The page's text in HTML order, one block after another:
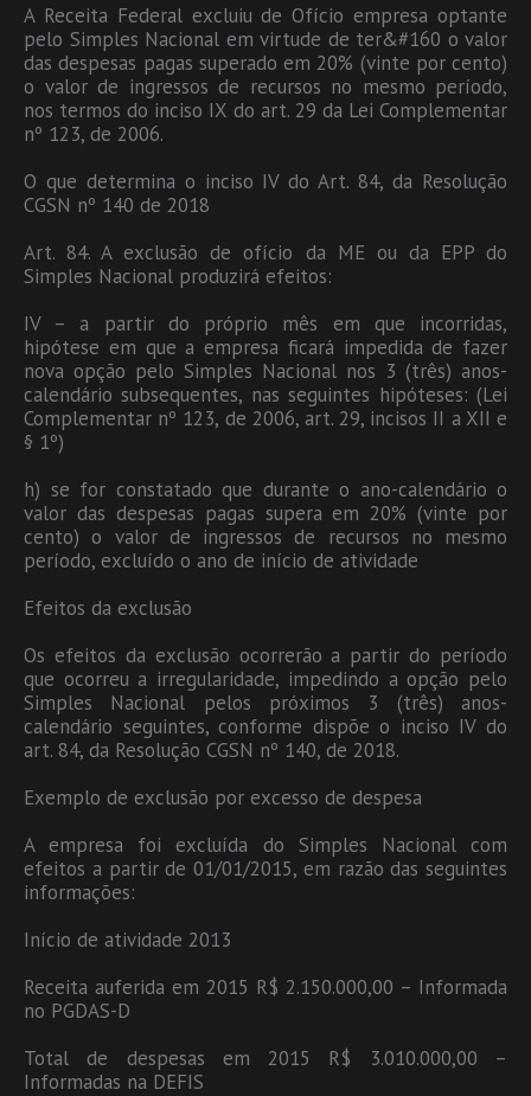
A Receita Federal excluiu de Ofício empresa optante
pelo Simples Nacional em virtude de ter&#160 o valor
das despesas pagas superado em 20% (vinte por cento)
o valor de ingressos de recursos no mesmo período,
nos termos do inciso IX do art. 29 da Lei Complementar
nº 123, de 2006.
O que determina o inciso IV do Art. 84, da Resolução
CGSN nº 140 de 2018
Art. 84. A exclusão de ofício da ME ou da EPP do
Simples Nacional produzirá efeitos:
IV – a partir do próprio mês em que incorridas,
hipótese em que a empresa ficará impedida de fazer
nova opção pelo Simples Nacional nos 3 (três) anos-
calendário subsequentes, nas seguintes hipóteses: (Lei
Complementar nº 123, de 2006, art. 29, incisos II a XII e
§ 1º)
h) se for constatado que durante o ano-calendário o
valor das despesas pagas supera em 20% (vinte por
cento) o valor de ingressos de recursos no mesmo
período, excluído o ano de início de atividade
Efeitos da exclusão
Os efeitos da exclusão ocorrerão a partir do período
que ocorreu a irregularidade, impedindo a opção pelo
Simples Nacional pelos próximos 3 (três) anos-
calendário seguintes, conforme dispõe o inciso IV do
art. 84, da Resolução CGSN nº 140, de 2018.
Exemplo de exclusão por excesso de despesa
A empresa foi excluída do Simples Nacional com
efeitos a partir de 01/01/2015, em razão das seguintes
informações:
Início de atividade 2013
Receita auferida em 2015 R$ 2.150.000,00 – Informada
no PGDAS-D
Total de despesas em 2015 R$ 3.010.000,00 –
Informadas na DEFIS